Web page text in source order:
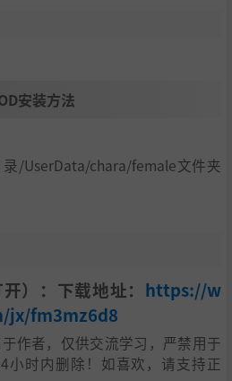
安装方法
/UserData/chara/female文件夹
）：下载地址： https://w
jx/fm3mz6d8
作者，仅供交流学习，严禁用于
小时内删除！如喜欢，请支持正